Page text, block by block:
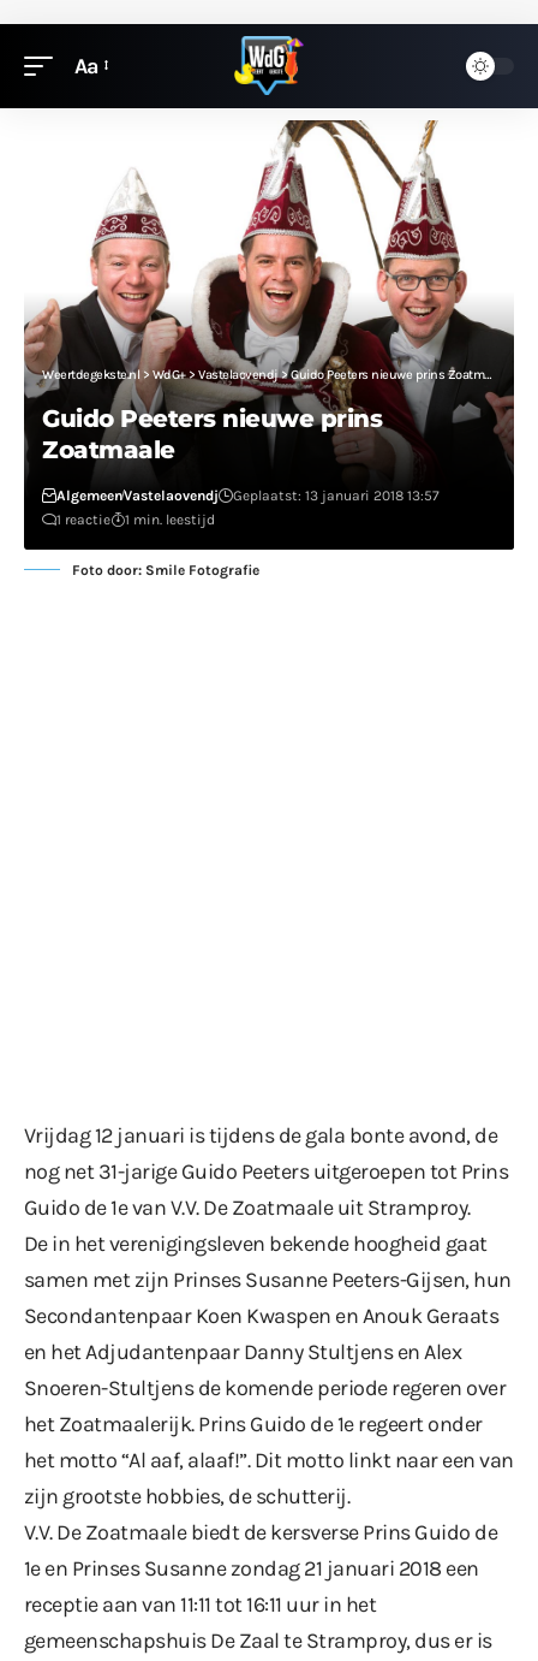
Aa
Weertdegekste.nl> WdG+> Vastelaovendj>Guido Peeters nieuwe prins Zoatmaale
Guido Peeters nieuwe prins
Zoatmaale
AlgemeenVastelaovendj
Geplaatst: 13 januari 2018 13:57
1 reactie
1 min. leestijd
Foto door: Smile Fotografie
Vrijdag 12 januari is tijdens de gala bonte avond, de
nog net 31-jarige Guido Peeters uitgeroepen tot Prins
Guido de 1e van V.V. De Zoatmaale uit Stramproy.
De in het verenigingsleven bekende hoogheid gaat
samen met zijn Prinses Susanne Peeters-Gijsen, hun
Secondantenpaar Koen Kwaspen en Anouk Geraats
en het Adjudantenpaar Danny Stultjens en Alex
Snoeren-Stultjens de komende periode regeren over
het Zoatmaalerijk. Prins Guido de 1e regeert onder
het motto “Al aaf, alaaf!”. Dit motto linkt naar een van
zijn grootste hobbies, de schutterij.
V.V. De Zoatmaale biedt de kersverse Prins Guido de
1e en Prinses Susanne zondag 21 januari 2018 een
receptie aan van 11:11 tot 16:11 uur in het
gemeenschapshuis De Zaal te Stramproy, dus er is